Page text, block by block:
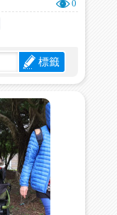
0
標籤